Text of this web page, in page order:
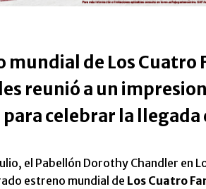
mundial de Los Cuatro
reunió a un
celebrar la llegada
el Pabellón Dorothy Chandler en
estreno mundial de Los Cuatro